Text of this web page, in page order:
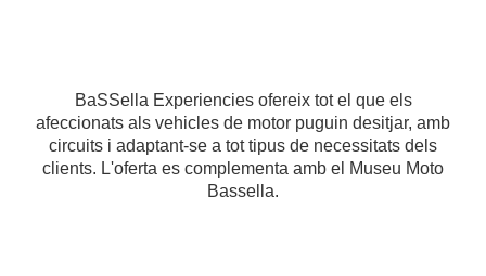
BaSSella Experiencies ofereix tot el que els
afeccionats als vehicles de motor puguin desitjar, amb
circuits i adaptant-se a tot tipus de necessitats dels
clients. L'oferta es complementa amb el Museu Moto
Bassella.